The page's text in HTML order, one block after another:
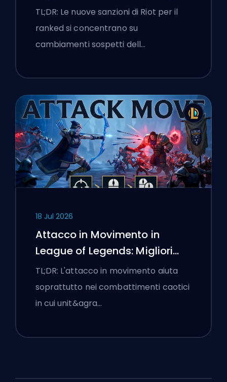
flags
TL;DR: Le nuove sanzioni di Riot per il
ranked si concentrano su
cambiamenti sospetti dell…
18 Jul 2026
Attacco in Movimento in
League of Legends: Migliori
Impostazioni
TL;DR: L'attacco in movimento aiuta
soprattutto nei combattimenti caotici
in cui unit&agra…